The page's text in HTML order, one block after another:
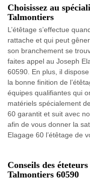
Choisissez au
Talmontiers
L’étêtage s’effectue
rattache et qui peut
son branchement se
faites appel au Joseph
60590. En plus, il
la bonne finition de
équipes qualifiantes qui
matériels spécialement
60 garantit et suit avec
afin de vous donner la
Elagage 60 l’étêtage de
Conseils des
Talmontiers 60590